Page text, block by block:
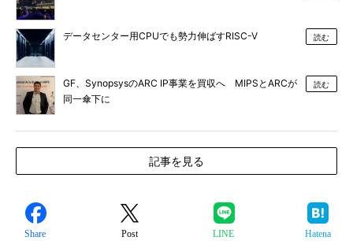
データセンター用CPUでも勢力伸ばすRISC-V 読む
GF、SynopsysのARC IP事業を買収へ MIPSとARCが
同一傘下に
読む
記事を見る
Share Post LINE Hatena